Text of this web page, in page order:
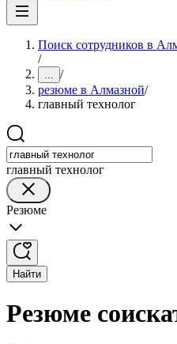
Поиск сотрудников в
/
... /
резюме в Алмазной/
главный технолог
главный технолог
Резюме
Найти
Резюме